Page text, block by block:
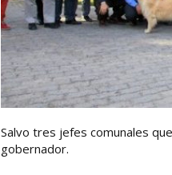
Salvo tres jefes comunales
gobernador.